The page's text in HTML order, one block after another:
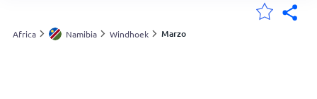
Svizzera
Africa Namibia Windhoek Marzo